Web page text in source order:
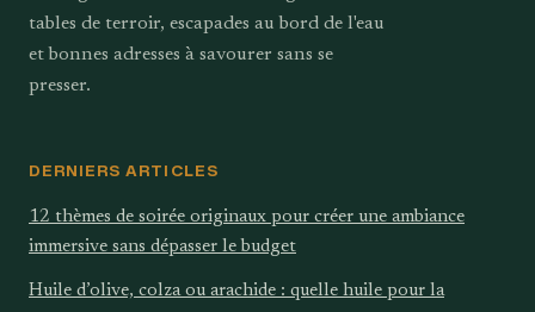
tables de terroir, escapades au bord de l'eau
et bonnes adresses à savourer sans se
presser.
DERNIERS ARTICLES
12 thèmes de soirée originaux pour créer une ambiance
immersive sans dépasser le budget
Huile d’olive, colza ou arachide : quelle huile pour la